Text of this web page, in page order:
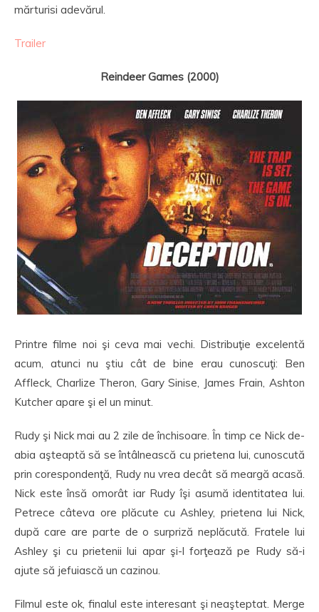
mărturisi adevărul.
Trailer
Reindeer Games (2000)
Printre filme noi şi ceva mai vechi. Distribuţie excelentă
acum, atunci nu ştiu cât de bine erau cunoscuţi: Ben
Affleck, Charlize Theron, Gary Sinise, James Frain, Ashton
Kutcher apare şi el un minut.
Rudy şi Nick mai au 2 zile de închisoare. În timp ce Nick de-
abia aşteaptă să se întâlnească cu prietena lui, cunoscută
prin corespondenţă, Rudy nu vrea decât să meargă acasă.
Nick este însă omorât iar Rudy îşi asumă identitatea lui.
Petrece câteva ore plăcute cu Ashley, prietena lui Nick,
după care are parte de o surpriză neplăcută. Fratele lui
Ashley şi cu prietenii lui apar şi-l forţează pe Rudy să-i
ajute să jefuiască un cazinou.
Filmul este ok, finalul este interesant şi neaşteptat. Merge